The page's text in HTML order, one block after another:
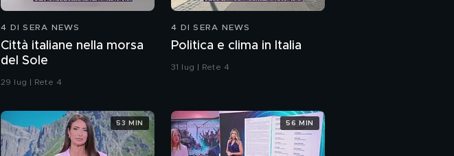
4 DI SERA NEWS
Città italiane nella morsa
del Sole
29 lug | Rete 4
4 DI SERA NEWS
Politica e clima in Italia
31 lug | Rete 4
53 MIN 56 MIN